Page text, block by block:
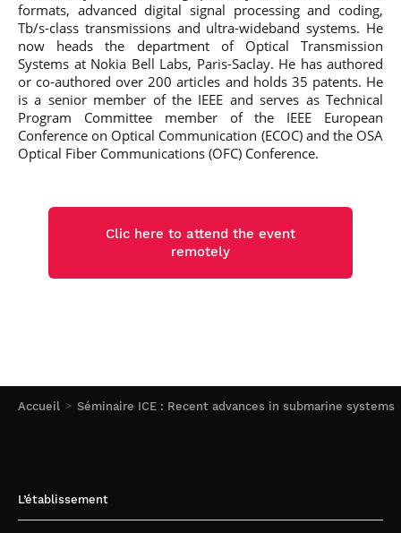
Accueil Séminaire ICE : Recent advances in submarine systems
formats, advanced digital signal processing and coding,
Tb/s-class transmissions and ultra-wideband systems. He
now heads the department of Optical Transmission
Systems at Nokia Bell Labs, Paris-Saclay. He has authored
or co-authored over 200 articles and holds 35 patents. He
is a senior member of the IEEE and serves as Technical
Program Committee member of the IEEE European
Conference on Optical Communication (ECOC) and the OSA
Optical Fiber Communications (OFC) Conference.
Clic here to attend the event
remotely
L’établissement